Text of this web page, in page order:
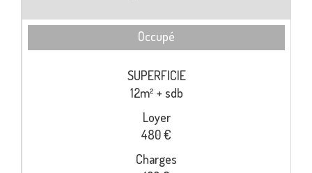
Occupé
12m² + sdb
480 €